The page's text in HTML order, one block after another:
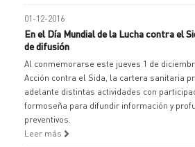
01-12-2016
En el Día Mundial de la Lucha contra el
de difusión
Al conmemorarse este jueves 1 de
Acción contra el Sida, la cartera sanitaria
adelante distintas actividades con
formoseña para difundir información y
preventivos.
Leer más